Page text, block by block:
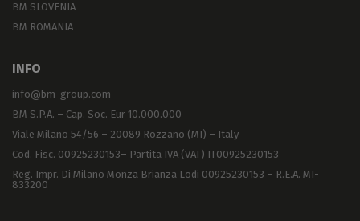
BM SLOVENIA
BM ROMANIA
INFO
info@bm-group.com
BM S.P.A. – Cap. Soc. Eur 10.000.000
Viale Milano 54/56 – 20089 Rozzano (MI) – Italy
Cod. Fisc. 00925230153– Partita IVA (VAT) IT00925230153
Reg. Impr. Di Milano Monza Brianza Lodi 00925230153 – R.E.A. MI-
833200